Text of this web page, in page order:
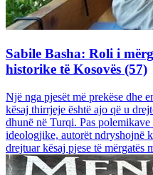
Sabile Basha: Roli i
historike të Kosovës (57)
Një nga pjesët më prekëse dhe
kësaj thirrjeje është ajo që u
dhunë në Turqi. Pas
ideologjike, autorët ndryshojnë
drejtuar kësaj pjese të mërgatës